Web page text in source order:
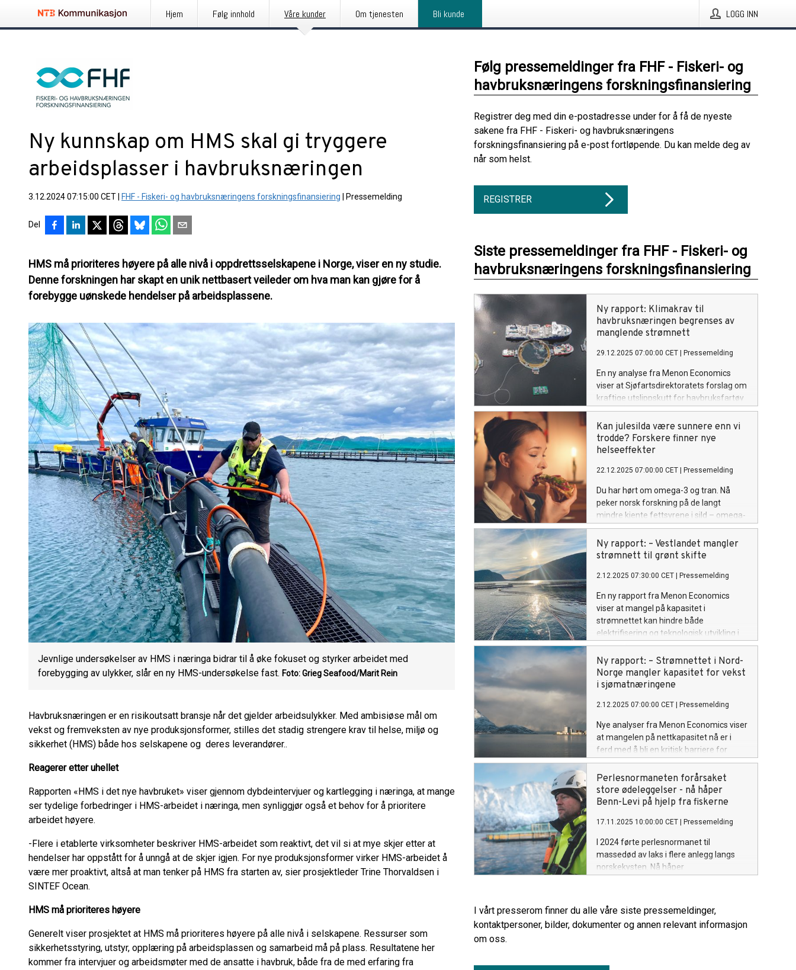
Hjem Følg innhold Våre kunder Om tjenesten Bli kunde LOGG INN
Ny kunnskap om HMS skal gi tryggere
arbeidsplasser i havbruksnæringen
3.12.2024 07:15:00 CET FHF - Fiskeri- og havbruksnæringens forskningsfinansiering Pressemelding
Del
HMS må prioriteres høyere på alle nivå i oppdrettsselskapene i Norge, viser en ny studie.
Denne forskningen har skapt en unik nettbasert veileder om hva man kan gjøre for å
forebygge uønskede hendelser på arbeidsplassene.
Jevnlige undersøkelser av HMS i næringa bidrar til å øke fokuset og styrker arbeidet med
forebygging av ulykker, slår en ny HMS-undersøkelse fast. Foto: Grieg Seafood/Marit Rein
Havbruksnæringen er en risikoutsatt bransje når det gjelder arbeidsulykker. Med ambisiøse mål om
vekst og fremveksten av nye produksjonsformer, stilles det stadig strengere krav til helse, miljø og
sikkerhet (HMS) både hos selskapene og deres leverandører..
Reagerer etter uhellet
Rapporten «HMS i det nye havbruket» viser gjennom dybdeintervjuer og kartlegging i næringa, at mange
ser tydelige forbedringer i HMS-arbeidet i næringa, men synliggjør også et behov for å prioritere
arbeidet høyere.
-Flere i etablerte virksomheter beskriver HMS-arbeidet som reaktivt, det vil si at mye skjer etter at
hendelser har oppstått for å unngå at de skjer igjen. For nye produksjonsformer virker HMS-arbeidet å
være mer proaktivt, altså at man tenker på HMS fra starten av, sier prosjektleder Trine Thorvaldsen i
SINTEF Ocean.
HMS må prioriteres høyere
Generelt viser prosjektet at HMS må prioriteres høyere på alle nivå i selskapene. Ressurser som
sikkerhetsstyring, utstyr, opplæring på arbeidsplassen og samarbeid må på plass. Resultatene her
kommer fra intervjuer og arbeidsmøter med de ansatte i havbruk, både fra de med erfaring fra
Følg pressemeldinger fra FHF - Fiskeri- og
havbruksnæringens forskningsfinansiering
Registrer deg med din e-postadresse under for å få de nyeste
sakene fra FHF - Fiskeri- og havbruksnæringens
forskningsfinansiering på e-post fortløpende. Du kan melde deg av
når som helst.
REGISTRER
Siste pressemeldinger fra FHF - Fiskeri- og
havbruksnæringens forskningsfinansiering
Ny rapport: Klimakrav til
havbruksnæringen begrenses av
manglende strømnett
29.12.2025 07:00:00 CET Pressemelding
En ny analyse fra Menon Economics
viser at Sjøfartsdirektoratets forslag om
kraftige utslippskutt for havbruksfartøy
ikke lar seg gjennomføre uten kraftig
økning i strøm- og nettkapasitet i
sjømatregionene.
Kan julesilda være sunnere enn vi
trodde? Forskere finner nye
helseeffekter
22.12.2025 07:00:00 CET Pressemelding
Du har hørt om omega-3 og tran. Nå
peker norsk forskning på de langt
mindre kjente fettsyrene i sild – omega-
11 – som kan ha flere gunstige
helseeffekter.
Ny rapport: – Vestlandet mangler
strømnett til grønt skifte
2.12.2025 07:30:00 CET Pressemelding
En ny rapport fra Menon Economics
viser at mangel på kapasitet i
strømnettet kan hindre både
elektrifisering og teknologisk utvikling i
sjømatnæringen på Vestlandet.
Ny rapport: – Strømnettet i Nord-
Norge mangler kapasitet for vekst
i sjømatnæringene
2.12.2025 07:00:00 CET Pressemelding
Nye analyser fra Menon Economics viser
at mangelen på nettkapasitet nå er i
ferd med å bli en kritisk barriere for
sjømatnæringen i nord.
Perlesnormaneten forårsaket
store ødeleggelser - nå håper
Benn-Levi på hjelp fra fiskerne
17.11.2025 10:00:00 CET Pressemelding
I 2024 førte perlesnormanet til
massedød av laks i flere anlegg langs
norskekysten. Nå håper
– før manetene når merdene.
I vårt presserom finner du alle våre siste pressemeldinger,
kontaktpersoner, bilder, dokumenter og annen relevant informasjon
om oss.